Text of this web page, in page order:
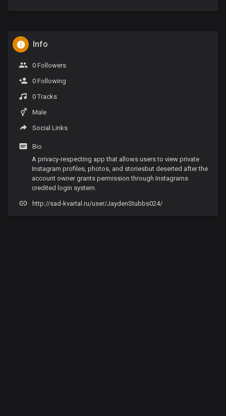
Info
0 Followers
0 Following
0 Tracks
Male
Social Links
Bio
A privacy-respecting app that allows users to view private
Instagram profiles, photos, and storiesbut deserted after the
account owner grants permission through Instagrams
credited login system.
http://sad-kvartal.ru/user/JaydenStubbs024/